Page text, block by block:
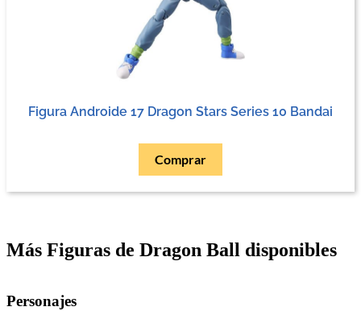
Figura Androide 17 Dragon Stars Series 10 Bandai
Comprar
Más Figuras de Dragon Ball disponibles
Personajes